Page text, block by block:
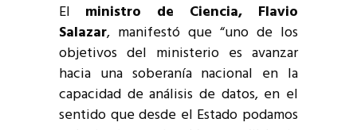
El ministro de Ciencia, Flavio
Salazar, manifestó que “uno de los
objetivos del ministerio es avanzar
hacia una soberanía nacional en la
capacidad de análisis de datos, en el
sentido que desde el Estado podamos